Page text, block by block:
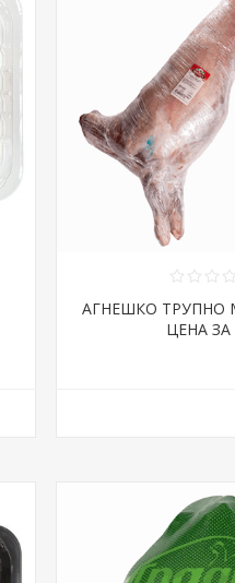
АГНЕШКО ТРУПНО
ЦЕНА ЗА